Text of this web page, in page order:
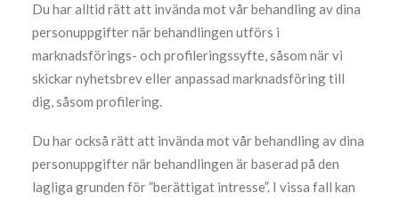
Du har alltid rätt att invända mot vår behandling av dina
personuppgifter när behandlingen utförs i
marknadsförings- och profileringssyfte, såsom när vi
skickar nyhetsbrev eller anpassad marknadsföring till
dig, såsom profilering.
Du har också rätt att invända mot vår behandling av dina
personuppgifter när behandlingen är baserad på den
lagliga grunden för ”berättigat intresse”. I vissa fall kan